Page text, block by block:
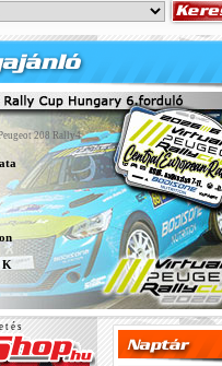
208 Rally4
K
t é s